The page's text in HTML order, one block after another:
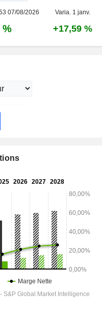
07/08/2026 Varia. 1 janv.
% +17,59 %